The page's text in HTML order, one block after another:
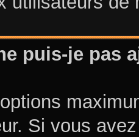
puis-je pas
Si vous